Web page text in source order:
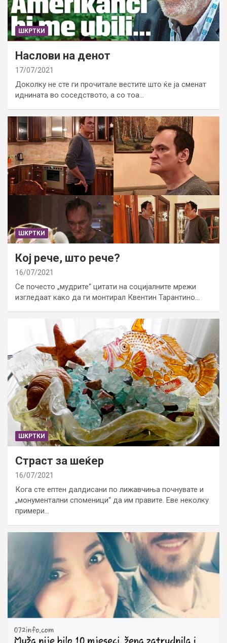
ШКРТКИ
Наслови на денот
17/07/2021
Доколку не сте ги прочитале вестите што ќе ја сменат
иднината во соседството, а со тоа…
ШКРТКИ
Кој рече, што рече?
16/07/2021
Се почесто „мудрите“ цитати на социјалните мрежи
изгледаат како да ги монтирал Квентин Тарантино…
ШКРТКИ
Страст за шеќер
16/07/2021
Кога сте ептен далдисани по лижавчиња почнувате и
„монументални споменици“ да им правите. Еве неколку
примери…